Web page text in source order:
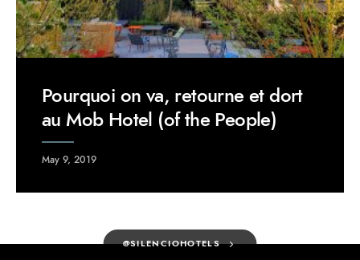
Pourquoi on va, retourne et dort
au Mob Hotel (of the People)
May 9, 2019
@SILENCIOHOTELS